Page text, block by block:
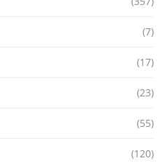
(7)
(17)
(23)
(55)
(120)